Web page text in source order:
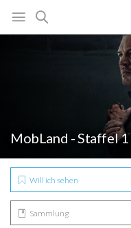
MobLand - Staffel 1
Will ich sehen
Sammlung